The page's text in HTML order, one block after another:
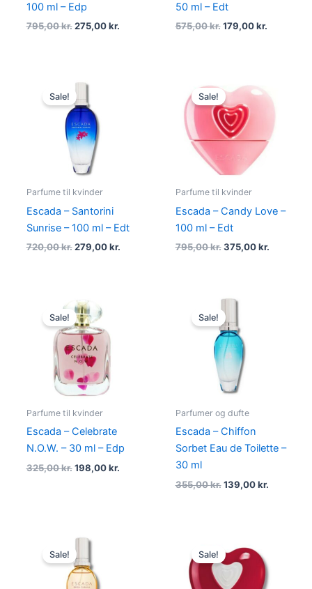
100 ml – Edp
795,00kr. 275,00kr.
50 ml – Edt
575,00kr. 179,00kr.
Sale!
Parfume til kvinder
Escada – Santorini
Sunrise – 100 ml – Edt
720,00kr.
price
was:
720,00 kr..
279,00kr.
Sale!
Parfume til kvinder
Escada – Candy Love –
100 ml – Edt
795,00kr.
price
was:
795,00 kr..
375,00kr.
is:
Sale!
Parfume til kvinder
Escada – Celebrate
N.O.W. – 30 ml – Edp
325,00kr.
Original
price
was:
325,00 kr..
198,00kr.
Sale!
Parfumer og dufte
Escada – Chiffon
Sorbet Eau de Toilette –
30 ml
355,00kr.
Original
price
was:
355,00 kr..
139,00kr.
Sale!
Original
price
was:
380,00 kr..
Sale!
price
was:
695,00 kr..